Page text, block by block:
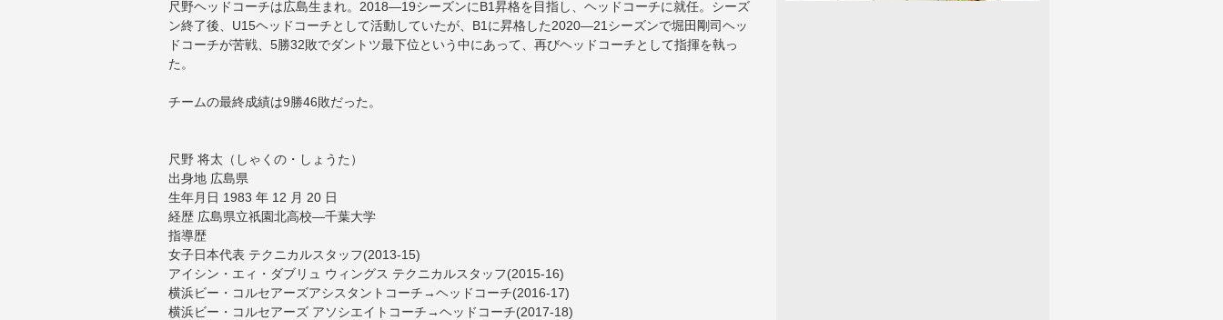
尺野ヘッドコーチは広島生まれ。2018―19シーズンにB1昇格を目指し、ヘッドコーチに就任。シーズ
ン終了後、U15ヘッドコーチとして活動していたが、B1に昇格した2020―21シーズンで堀田剛司ヘッ
ドコーチが苦戦、5勝32敗でダントツ最下位という中にあって、再びヘッドコーチとして指揮を執っ
た。
チームの最終成績は9勝46敗だった。
尺野 将太（しゃくの・しょうた）
出身地 広島県
生年月日 1983 年 12 月 20 日
経歴 広島県立祇園北高校―千葉大学
指導歴
女子日本代表 テクニカルスタッフ(2013-15)
アイシン・エィ・ダブリュ ウィングス テクニカルスタッフ(2015-16)
横浜ビー・コルセアーズアシスタントコーチ→ヘッドコーチ(2016-17)
横浜ビー・コルセアーズ アソシエイトコーチ→ヘッドコーチ(2017-18)